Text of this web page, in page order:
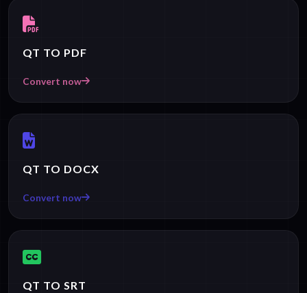
QT TO PDF
Convert now
QT TO DOCX
Convert now
QT TO SRT